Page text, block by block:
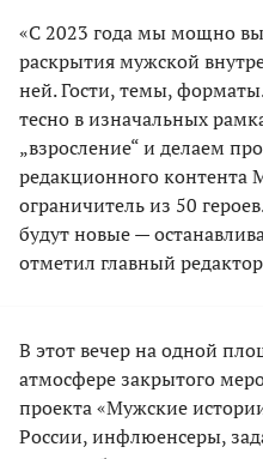
«С 2023 года мы мощно
раскрытия мужской
ней. Гости, темы,
тесно в изначальных
„взросление“ и делаем
редакционного контента
ограничитель из 50
будут новые —
отметил главный
В этот вечер на одной
атмосфере закрытого
проекта «Мужские
России, инфлюенсеры,